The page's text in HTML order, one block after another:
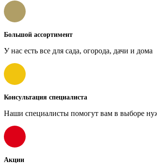
Большой ассортимент
У нас есть все для сада, огорода, дачи и дома
Консультация специалиста
Наши специалисты помогут вам в выборе
Акции